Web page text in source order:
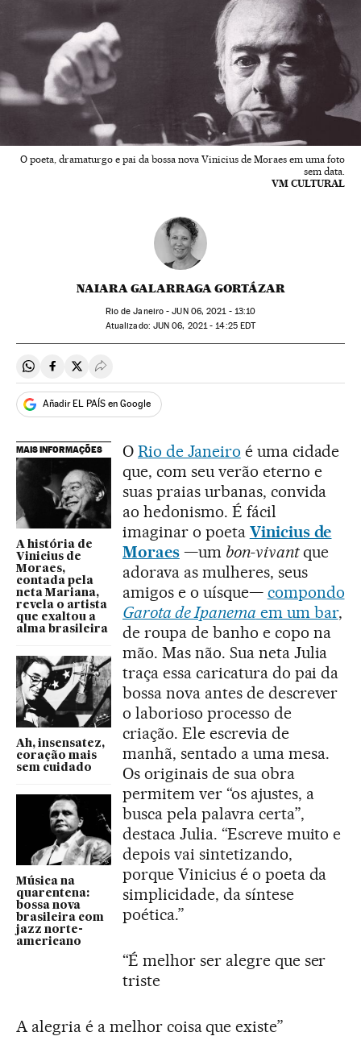
O poeta, dramaturgo e pai da bossa nova Vinicius de Moraes em uma foto
sem data.
VM CULTURAL
NAIARA GALARRAGA GORTÁZAR
Rio de Janeiro -JUN06, 2021 - 13:10
atualizado: JUN 06, 2021 - 14:25EDT
Compartir en Whatsapp
Compartir en Facebook
Compartir en Twitter
Desplegar Redes Sociales
Añadir EL PAÍS en Google
MAIS INFORMAÇÕES
A história de
Vinicius de
Moraes,
contada pela
neta Mariana,
revela o artista
que exaltou a
alma brasileira
Ah, insensatez,
coração mais
sem cuidado
Música na
quarentena:
bossa nova
brasileira com
jazz norte-
americano
O Rio de Janeiro é uma cidade
que, com seu verão eterno e
suas praias urbanas, convida
ao hedonismo. É fácil
imaginar o poeta Vinicius de
Moraes—um bon-vivantque
adorava as mulheres, seus
amigos e o uísque— compondo
Garota de Ipanema em um bar,
de roupa de banho e copo na
mão. Mas não. Sua neta Julia
traça essa caricatura do pai da
bossa nova antes de descrever
o laborioso processo de
criação. Ele escrevia de
manhã, sentado a uma mesa.
Os originais de sua obra
permitem ver “os ajustes, a
busca pela palavra certa”,
destaca Julia. “Escreve muito e
depois vai sintetizando,
porque Vinicius é o poeta da
simplicidade, da síntese
poética.”
“É melhor ser alegre que ser
triste
A alegria é a melhor coisa que existe”